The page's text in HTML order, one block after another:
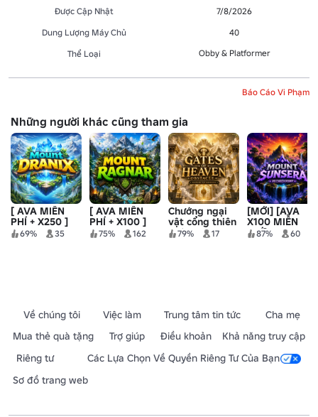
Được Cập Nhật
7/8/2026
Dung Lượng Máy Chủ
40
Thể Loại
Obby & Platformer
Báo Cáo Vi Phạm
Những người khác cũng tham gia
[ AVA MIỄN
PHÍ + X250 ]
MOUNT
69% 35
[ AVA MIỄN
PHÍ + X100 ]
Mount Ragnar:
75% 162
Chướng ngại
vật cổng thiên
đường
79% 17
[MỚI] [AVA
X100 MIỄN
PHÍ] Mount
87% 60
Về chúng tôi Việc làm Trung tâm tin tức
Cha mẹ
Mua thẻ quà tặng
Trợ giúp Điều khoản
Khả năng truy cập
Riêng tư
Các Lựa Chọn Về Quyền Riêng Tư Của Bạn
Sơ đồ trang web